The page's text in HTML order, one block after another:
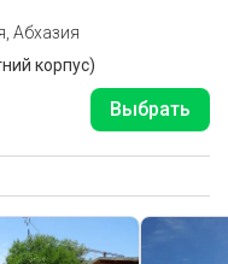
Абхазия
корпус)
Выбрать